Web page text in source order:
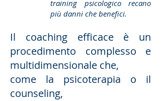
training psicologico recano
più danni che benefici.
Il coaching efficace è un
procedimento complesso e
multidimensionale che,
come la psicoterapia o il
counseling,